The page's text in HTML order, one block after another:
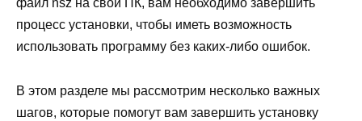
файл nsz на свой ПК, вам необходимо завершить
процесс установки, чтобы иметь возможность
использовать программу без каких-либо ошибок.
В этом разделе мы рассмотрим несколько важных
шагов, которые помогут вам завершить установку